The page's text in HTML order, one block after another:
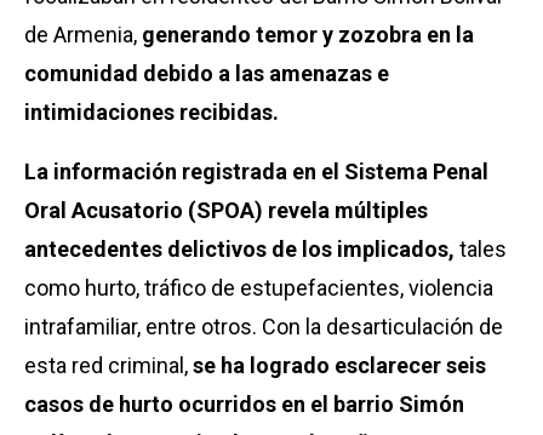
de Armenia, generando temor y zozobra en la
comunidad debido a las amenazas e
intimidaciones recibidas.
La información registrada en el Sistema Penal
Oral Acusatorio (SPOA) revela múltiples
antecedentes delictivos de los implicados, tales
como hurto, tráfico de estupefacientes, violencia
intrafamiliar, entre otros. Con la desarticulación de
esta red criminal,se ha logrado esclarecer seis
casos de hurto ocurridos en el barrio Simón